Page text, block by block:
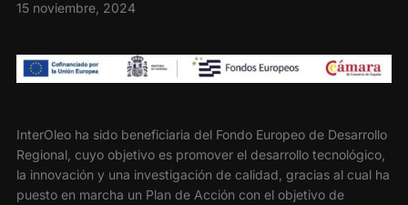
15 noviembre, 2024
InterOleo ha sido beneficiaria del Fondo Europeo de Desarrollo
Regional, cuyo objetivo es promover el desarrollo tecnológico,
la innovación y una investigación de calidad, gracias al cual ha
puesto en marcha un Plan de Acción con el objetivo de